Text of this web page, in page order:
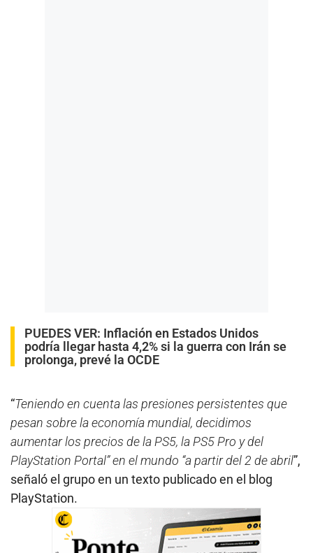
PUEDES VER: Inflación en Estados Unidos
podría llegar hasta 4,2% si la guerra con Irán se
prolonga, prevé la OCDE
“Teniendo en cuenta las presiones persistentes que
pesan sobre la economía mundial, decidimos
aumentar los precios de la PS5, la PS5 Pro y del
PlayStation Portal” en el mundo “a partir del 2 de abril”,
señaló el grupo en un texto publicado en el blog
PlayStation.